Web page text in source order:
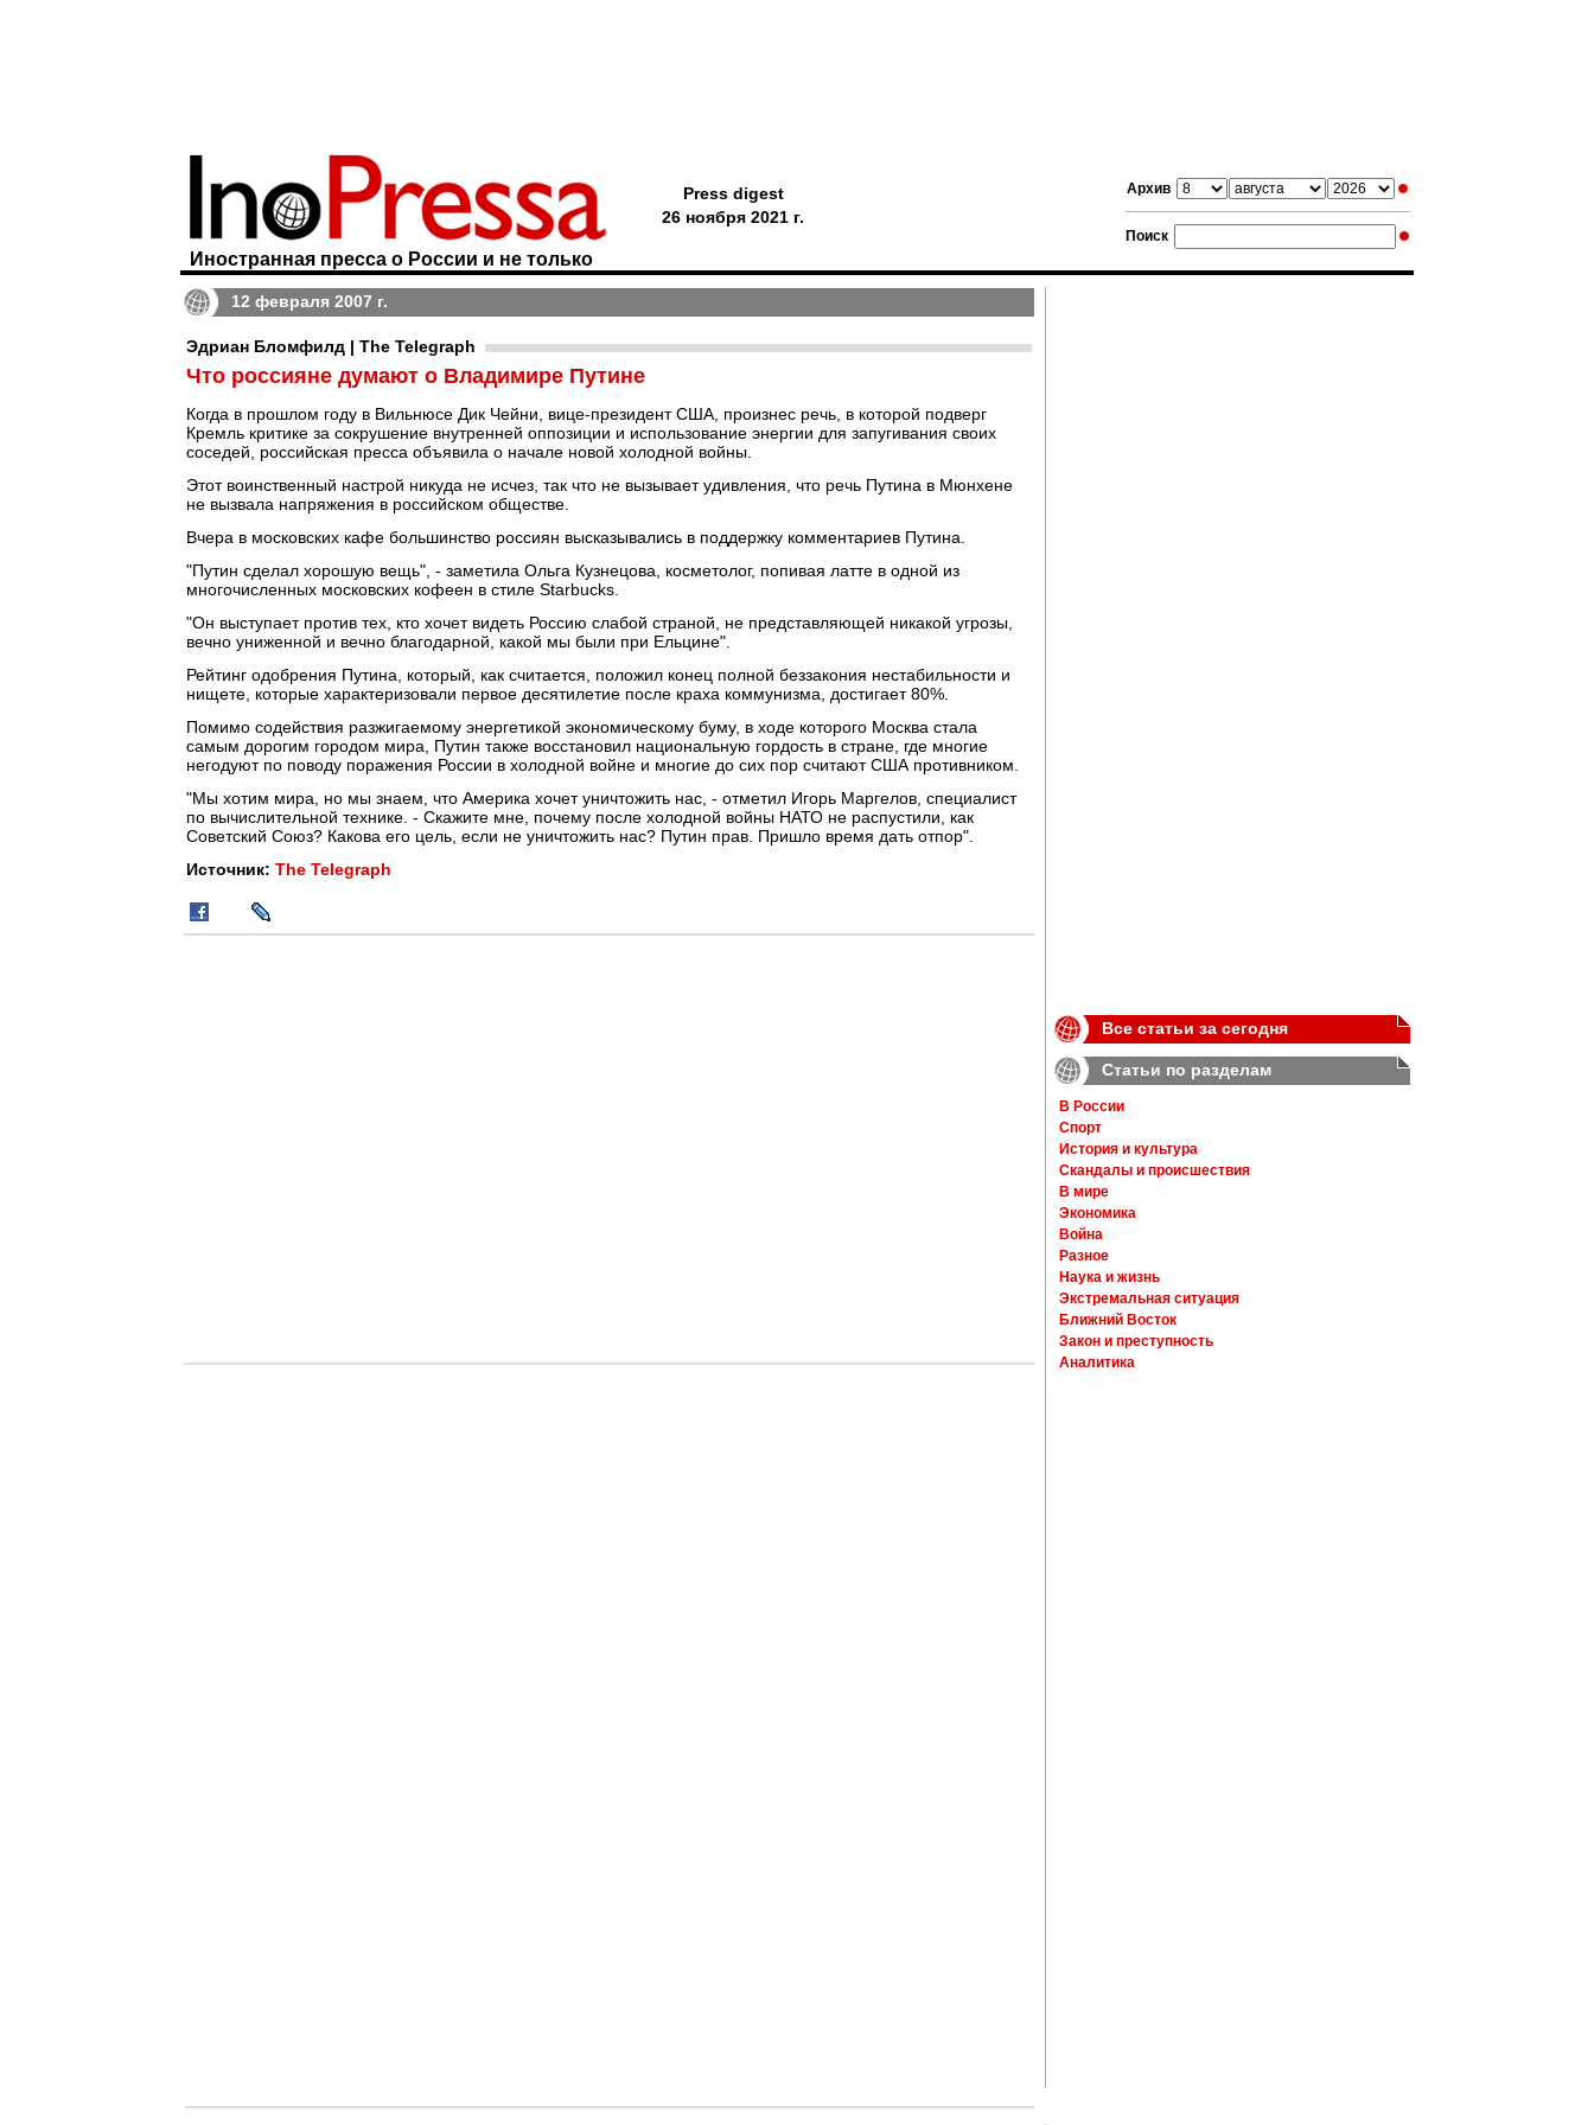
Архив
Поиск
Иностранная пресса о России и не только
Press digest
26 ноября 2021 г.
12 февраля 2007 г.
Эдриан Бломфилд | The Telegraph
Что россияне думают о Владимире Путине
Когда в прошлом году в Вильнюсе Дик Чейни, вице-президент США, произнес речь, в которой подверг
Кремль критике за сокрушение внутренней оппозиции и использование энергии для запугивания своих
соседей, российская пресса объявила о начале новой холодной войны.
Этот воинственный настрой никуда не исчез, так что не вызывает удивления, что речь Путина в Мюнхене
не вызвала напряжения в российском обществе.
Вчера в московских кафе большинство россиян высказывались в поддержку комментариев Путина.
"Путин сделал хорошую вещь", - заметила Ольга Кузнецова, косметолог, попивая латте в одной из
многочисленных московских кофеен в стиле Starbucks.
"Он выступает против тех, кто хочет видеть Россию слабой страной, не представляющей никакой угрозы,
вечно униженной и вечно благодарной, какой мы были при Ельцине".
Рейтинг одобрения Путина, который, как считается, положил конец полной беззакония нестабильности и
нищете, которые характеризовали первое десятилетие после краха коммунизма, достигает 80%.
Помимо содействия разжигаемому энергетикой экономическому буму, в ходе которого Москва стала
самым дорогим городом мира, Путин также восстановил национальную гордость в стране, где многие
негодуют по поводу поражения России в холодной войне и многие до сих пор считают США противником.
"Мы хотим мира, но мы знаем, что Америка хочет уничтожить нас, - отметил Игорь Маргелов, специалист
по вычислительной технике. - Скажите мне, почему после холодной войны НАТО не распустили, как
Советский Союз? Какова его цель, если не уничтожить нас? Путин прав. Пришло время дать отпор".
Источник: The Telegraph
Все статьи за сегодня
Статьи по разделам
В России
Спорт
История и культура
Скандалы и происшествия
В мире
Экономика
Война
Разное
Наука и жизнь
Экстремальная ситуация
Ближний Восток
Закон и преступность
Аналитика